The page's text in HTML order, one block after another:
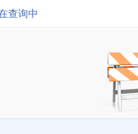
查询中